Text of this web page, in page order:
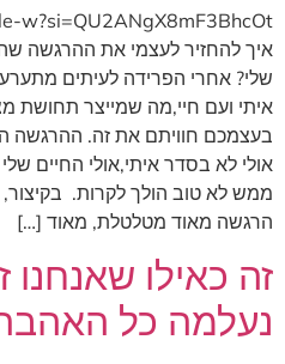
w?si=QU2ANgX8mF3BhcOt
איך להחזיר לעצמי את ההרגשה
שלי? אחרי הפרידה לעיתים
איתי ועם חיי,מה שמייצר תחושת
בעצמכם חוויתם את זה. ההרגשה
אולי לא בסדר איתי,אולי החיים
ממש לא טוב הולך לקרות.
הרגשה מאוד מטלטלת, מאוד […]
זה כאילו שאנחנו
נעלמה כל האהבה